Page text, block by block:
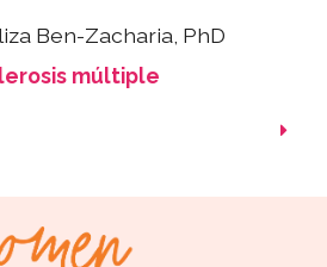
Ben-Zacharia, PhD
múltiple